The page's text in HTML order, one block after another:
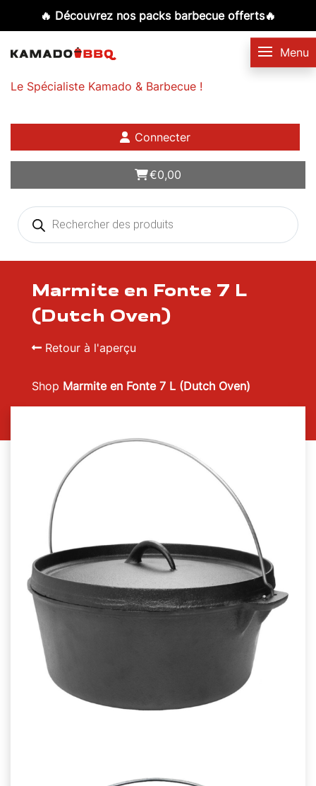
🔥 Découvrez nos packs barbecue offerts🔥
Le Spécialiste Kamado & Barbecue !
Connecter
€0,00
Products
search
Marmite en Fonte 7 L
(Dutch Oven)
Retour à l'aperçu
Shop Marmite en Fonte 7 L (Dutch Oven)